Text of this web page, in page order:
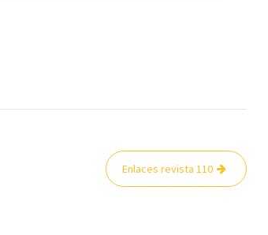
Enlaces revista 110